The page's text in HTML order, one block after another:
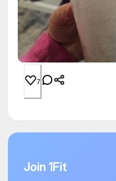
7
Join 1Fit